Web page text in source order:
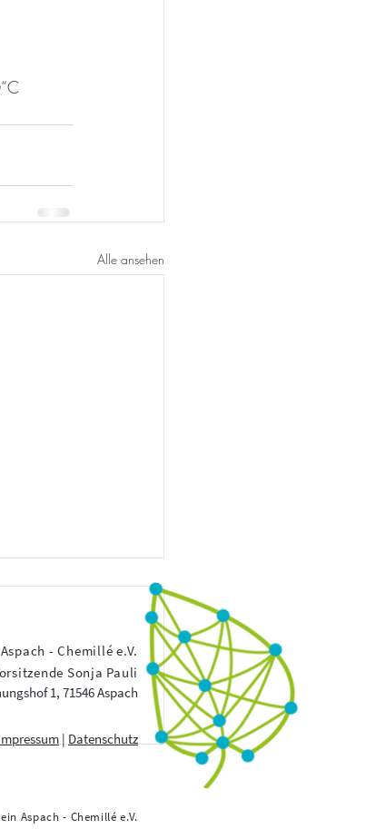
Alle ansehen
- Chemillé e.V.
Sonja Pauli
1, 71546 Aspach
| Datenschutz
Aspach - Chemillé e.V.